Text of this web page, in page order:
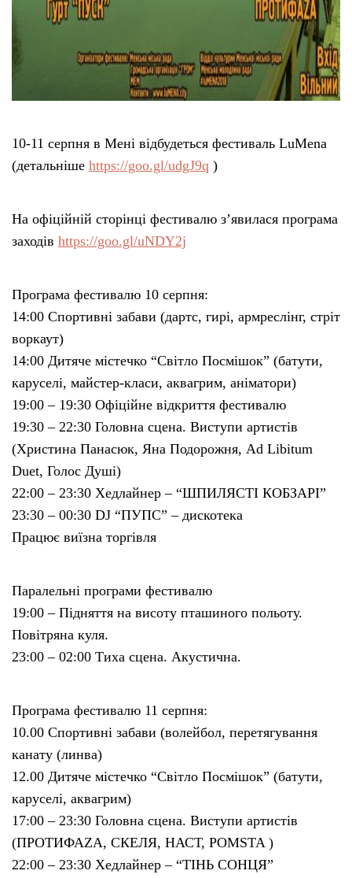
10-11 серпня в Мені відбудеться фестиваль LuMena
(детальніше https://goo.gl/udgJ9q )
На офіційній сторінці фестивалю з’явилася програма
заходів https://goo.gl/uNDY2j
Програма фестивалю 10 серпня:
14:00 Спортивні забави (дартс, гирі, армреслінг, стріт
воркаут)
14:00 Дитяче містечко “Світло Посмішок” (батути,
каруселі, майстер-класи, аквагрим, аніматори)
19:00 – 19:30 Офіційне відкриття фестивалю
19:30 – 22:30 Головна сцена. Виступи артистів
(Христина Панасюк, Яна Подорожня, Ad Libitum
Duet, Голос Душі)
22:00 – 23:30 Хедлайнер – “ШПИЛЯСТІ КОБЗАРІ”
23:30 – 00:30 DJ “ПУПС” – дискотека
Працює виїзна торгівля
Паралельні програми фестивалю
19:00 – Підняття на висоту пташиного польоту.
Повітряна куля.
23:00 – 02:00 Тиха сцена. Акустична.
Програма фестивалю 11 серпня:
10.00 Спортивні забави (волейбол, перетягування
канату (линва)
12.00 Дитяче містечко “Світло Посмішок” (батути,
каруселі, аквагрим)
17:00 – 23:30 Головна сцена. Виступи артистів
(ПРОТИФАZА, СКЕЛЯ, НАСТ, POMSTA )
22:00 – 23:30 Хедлайнер – “ТІНЬ СОНЦЯ”